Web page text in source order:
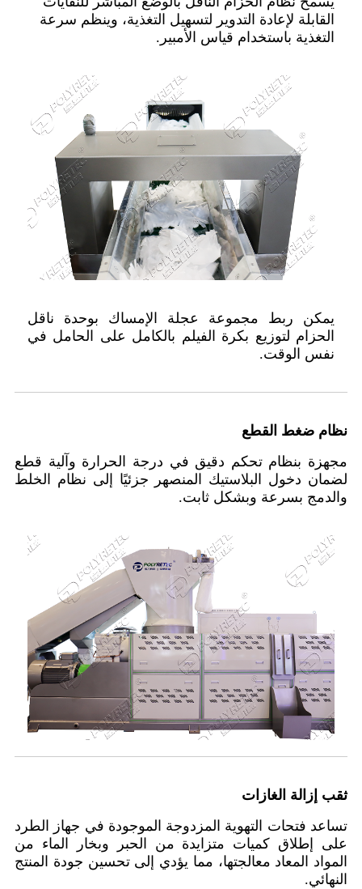
القابلة لإعادة التدوير لتسهيل التغذية، وينظم سرعة
التغذية باستخدام قياس الأمبير.
يمكن ربط مجموعة عجلة الإمساك بوحدة ناقل
الحزام لتوزيع بكرة الفيلم بالكامل على الحامل في
نفس الوقت.
نظام ضغط القطع
مجهزة بنظام تحكم دقيق في درجة الحرارة وآلية قطع
لضمان دخول البلاستيك المنصهر جزئيًا إلى نظام الخلط
والدمج بسرعة وبشكل ثابت.
ثقب إزالة الغازات
تساعد فتحات التهوية المزدوجة الموجودة في جهاز الطرد
على إطلاق كميات متزايدة من الحبر وبخار الماء من
المواد المعاد معالجتها، مما يؤدي إلى تحسين جودة المنتج
النهائي.